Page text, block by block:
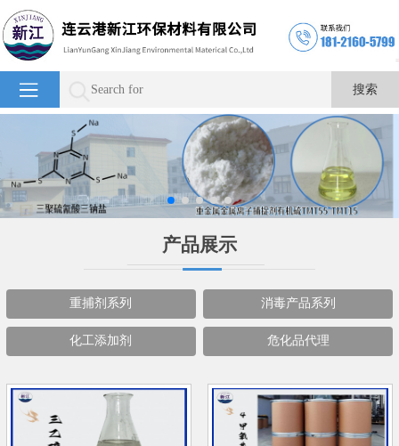
产品展示
重捕剂系列 消毒产品系列
化工添加剂 危化品代理